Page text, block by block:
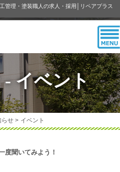
管理・塗装職人の求人・採用│リペアプラス
イベント
らせ > イベント
度聞いてみよう！